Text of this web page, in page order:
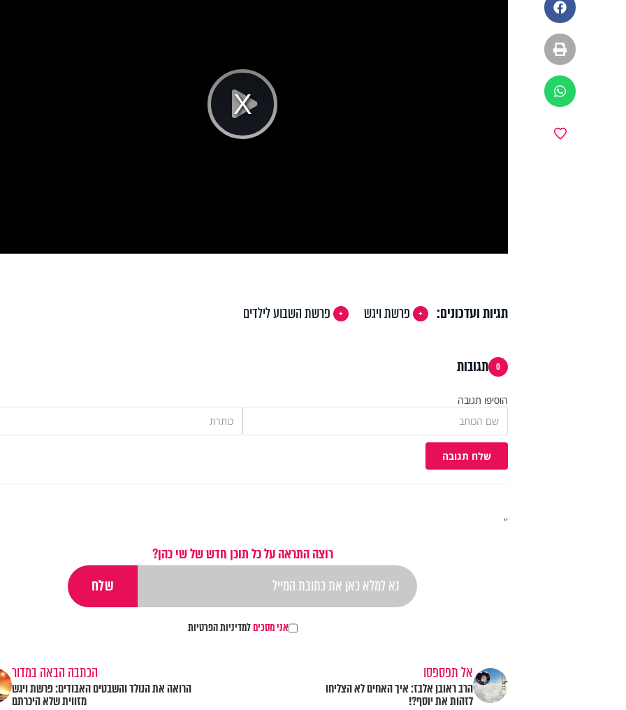
פייסבוק
הדפסה
ווטסאפ
Play
תגיות ועדכונים: פרשת ויגש פרשת השבוע לילדים
0 תגובות
הוסיפו תגובה
שלח תגובה
''
רוצה התראה על כל תוכן חדש של שי כהן?
אני מסכיםלמדיניות הפרטיות
אל תפספסו
הרב ראובן אלבז: איך האחים לא הצליחו
לזהות את יוסף?!
הכתבה הבאה במדור
הרואה את הנולד והשבטים האבודים: פרשת ויגש
מזווית שלא היכרתם